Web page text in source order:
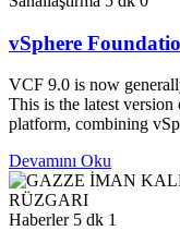
vSphere
VCF 9.0 is now
This is the latest
platform, combining
Devamını Oku
Haberler 5 dk 1